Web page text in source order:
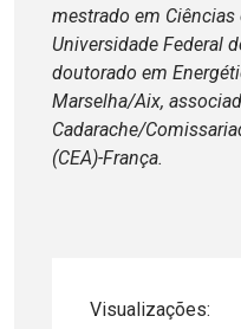
mestrado em
Universidade Federal
doutorado em
Marselha/Aix,
Cadarache/
(CEA)-França.
Visualizações: